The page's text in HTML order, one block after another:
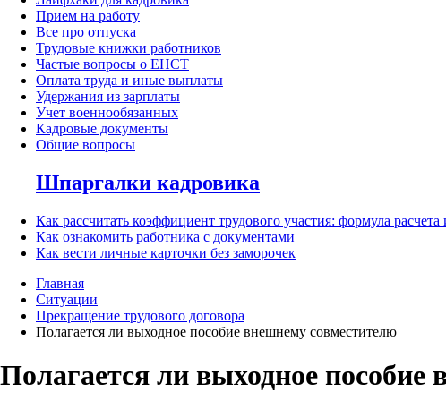
Прием на работу
Все про отпуска
Трудовые книжки работников
Частые вопросы о ЕНСТ
Оплата труда и иные выплаты
Удержания из зарплаты
Учет военнообязанных
Кадровые документы
Общие вопросы
Шпаргалки кадровика
Как рассчитать коэффициент трудового участия: формула
Как ознакомить работника с документами
Как вести личные карточки без заморочек
Главная
Ситуации
Прекращение трудового договора
Полагается ли выходное пособие внешнему совместителю
Полагается ли выходное пособие